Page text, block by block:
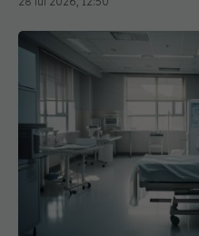
Infuzie masivă de bani
Ministerul Sănătății a
absorbție PNRR de
09 iul 2026, 16:09